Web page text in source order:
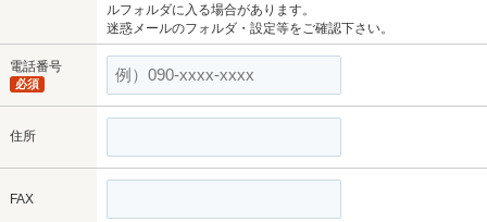
ルフォルダに入る場合があります。
迷惑メールのフォルダ・設定等をご確認下さい。
電話番号
必須
住所
FAX